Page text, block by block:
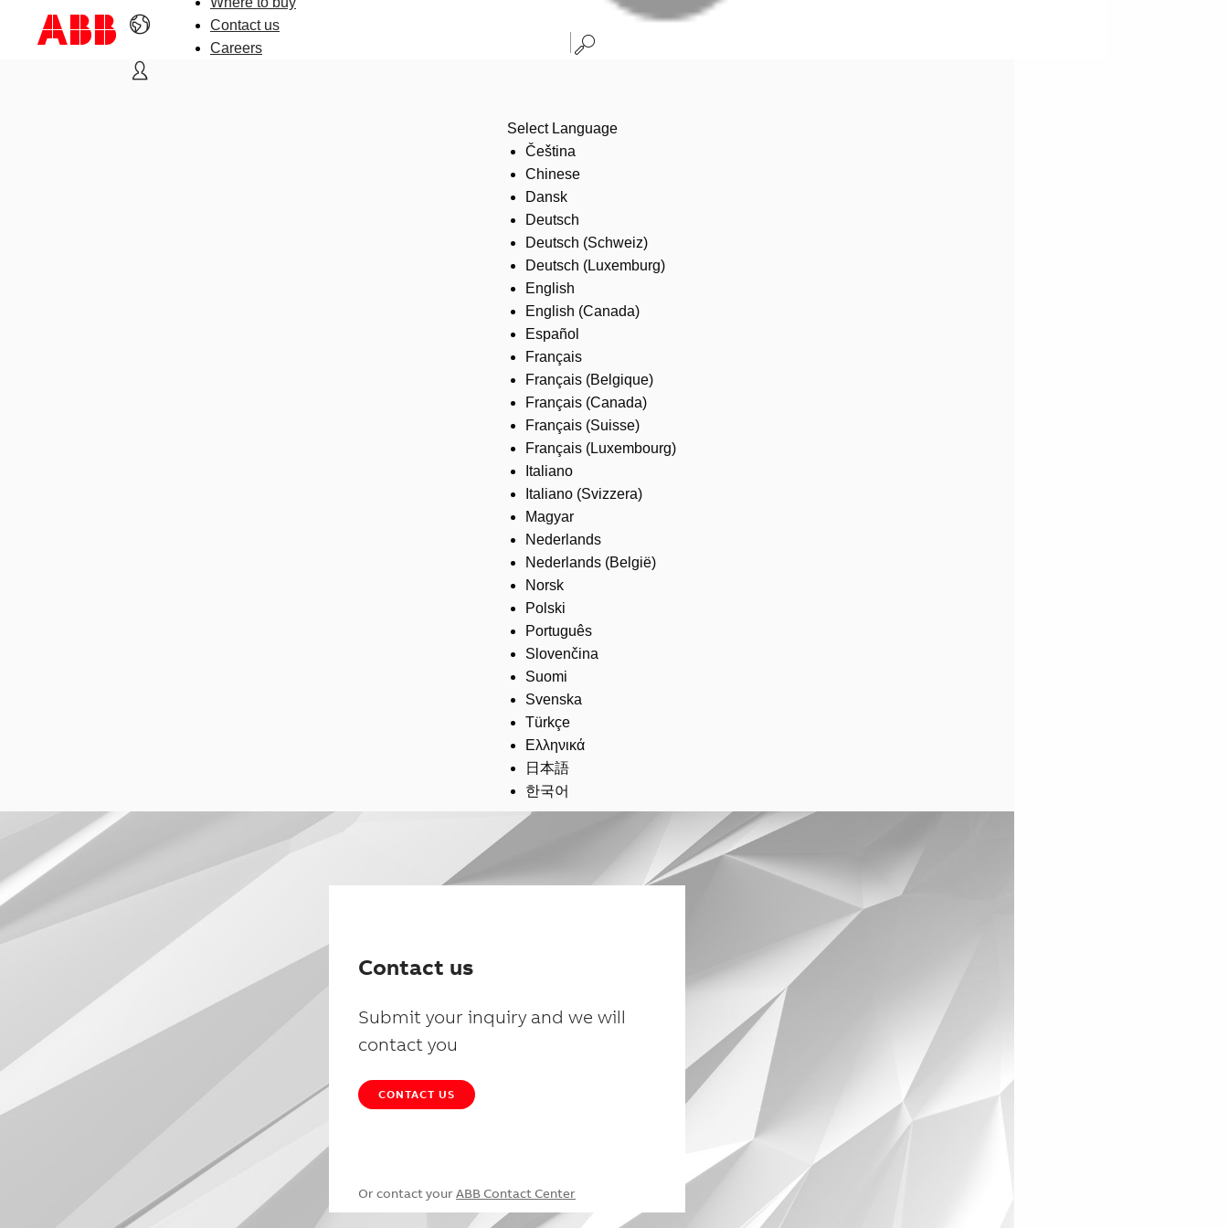
Contact us
Careers
Select Language
Čeština
Chinese
Dansk
Deutsch
Deutsch (Schweiz)
Deutsch (Luxemburg)
English
English (Canada)
Español
Français
Français (Belgique)
Français (Canada)
Français (Suisse)
Français (Luxembourg)
Italiano
Italiano (Svizzera)
Magyar
Nederlands
Nederlands (België)
Norsk
Polski
Português
Slovenčina
Suomi
Svenska
Türkçe
Ελληνικά
日本語
한국어
Contact us
Submit your inquiry and we will
contact you
CONTACT US
Or contact your ABB Contact Center